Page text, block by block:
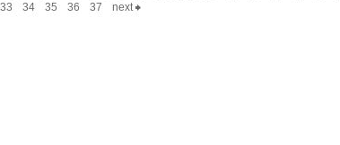
33 34 35 36 37 next